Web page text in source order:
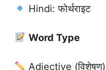
Hindi: फोर्थराइट
Word Type
Adjective (विशेषण)